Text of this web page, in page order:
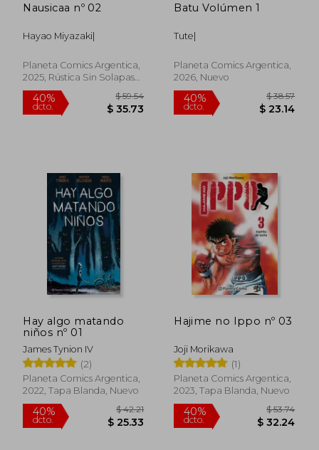
40%
dcto. $ 33.50
40%
dcto.
Nausicaa nº 02
Hayao Miyazaki|
Planeta Comics Argentica,
2025, Rústica Sin Solapas
Con S/cub., Nuevo
Batu Volúmen 1
Tute|
Planeta Comics Argentica,
2026, Nuevo
Hay algo matando
niños nº 01
James Tynion IV
(2)
Planeta Comics Argentica,
2022, Tapa Blanda, Nuevo
Hajime no Ippo nº 03
Joji Morikawa
(1)
Planeta Comics Argentica,
2023, Tapa Blanda, Nuevo